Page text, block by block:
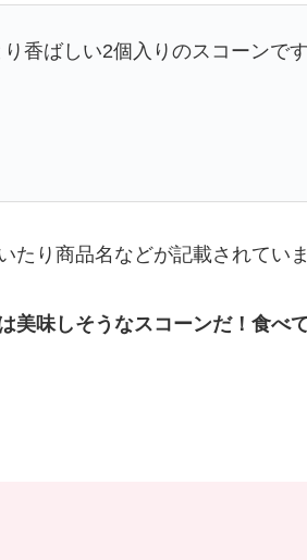
香ばしい2個入りのスコーンです
り商品名などが記載されていま
は美味しそうなスコーンだ！食べ